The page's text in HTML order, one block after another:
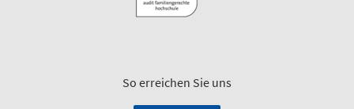
So erreichen Sie uns